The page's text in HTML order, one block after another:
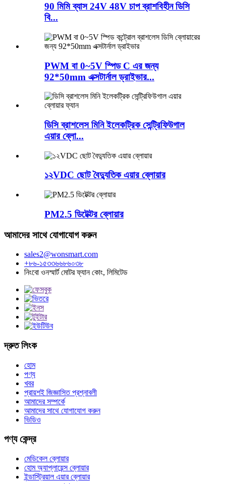
90 মিমি ব্যাস 24V 48V চাপ ব্রাশবিহীন ডিসি
বি...
PWM বা 0~5V স্পিড C এর জন্য
92*50mm এক্সটার্নাল ড্রাইভার...
ডিসি ব্রাশলেস মিনি ইলেকট্রিক সেন্ট্রিফিউগাল
এয়ার ব্লো...
১২VDC ছোট বৈদ্যুতিক এয়ার ব্লোয়ার
PM2.5 ডিটেক্টর ব্লোয়ার
আমাদের সাথে যোগাযোগ করুন
sales2@wonsmart.com
+৮৬-১৫৩৩৬৬৮৬০৩৮
নিংবো ওনস্মার্ট মোটর ফ্যান কোং, লিমিটেড
দ্রুত লিংক
হোম
পণ্য
খবর
প্রায়শই জিজ্ঞাসিত প্রশ্নাবলী
আমাদের সম্পর্কে
আমাদের সাথে যোগাযোগ করুন
ভিডিও
পণ্য কেন্দ্র
মেডিকেল ব্লোয়ার
হোম অ্যাপ্লায়েন্স ব্লোয়ার
ইন্ডাস্ট্রিয়াল এয়ার ব্লোয়ার